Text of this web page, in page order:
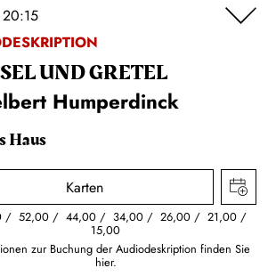
UND GRETEL
Humperdinck
Haus
Karten
52,00 44,00 34,00 26,00 21,00
15,00
zur Buchung der Audiodeskription finden Sie
hier.